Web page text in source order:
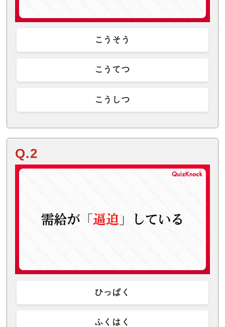
こうそう
こうてつ
こうしつ
Q.2
ひっぱく
ふくはく